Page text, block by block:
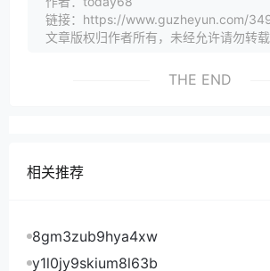
512M 1TB HDD 10TB 3.5美元/月 点
1G 2TB HDD 20TB 6.65美元/月 点此
8TB HDD 80TB 23.8美元/月 点此购
Aquatis机房测试
链接：https://www.guzheyun.com/
文章版权归作者所有，未经允许请勿转载
THE END
相关推荐
8gm3zub9hya4xw
y1l0jy9skium8l63b